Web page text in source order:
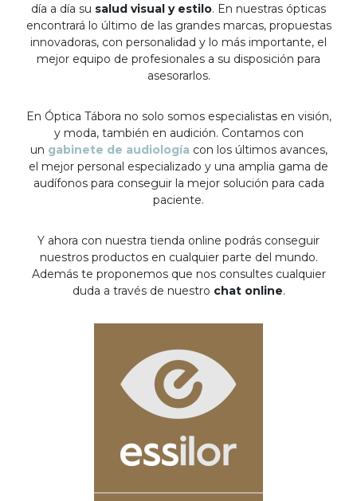
día a día su salud visual y estilo. En nuestras ópticas
encontrará lo último de las grandes marcas, propuestas
innovadoras, con personalidad y lo más importante, el
mejor equipo de profesionales a su disposición para
asesorarlos.
En Óptica Tábora no solo somos especialistas en visión,
y moda, también en audición. Contamos con
un gabinete de audiología con los últimos avances,
el mejor personal especializado y una amplia gama de
audífonos para conseguir la mejor solución para cada
paciente.
Y ahora con nuestra tienda online podrás conseguir
nuestros productos en cualquier parte del mundo.
Además te proponemos que nos consultes cualquier
duda a través de nuestro chat online.